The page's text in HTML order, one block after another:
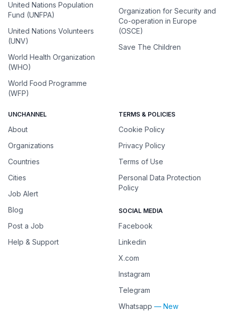
United Nations Population
Fund (UNFPA)
United Nations Volunteers
(UNV)
World Health Organization
(WHO)
World Food Programme
(WFP)
Organization for Security and
Co-operation in Europe
(OSCE)
Save The Children
UNCHANNEL
About
Organizations
Countries
Cities
Job Alert
Blog
Post a Job
Help & Support
TERMS & POLICIES
Cookie Policy
Privacy Policy
Terms of Use
Personal Data Protection
Policy
SOCIAL MEDIA
Facebook
Linkedin
X.com
Instagram
Telegram
Whatsapp — New